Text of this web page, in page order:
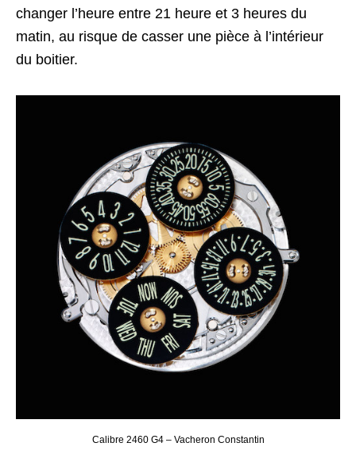
changer l’heure entre 21 heure et 3 heures du
matin, au risque de casser une pièce à l’intérieur
du boitier.
Calibre 2460 G4 – Vacheron Constantin